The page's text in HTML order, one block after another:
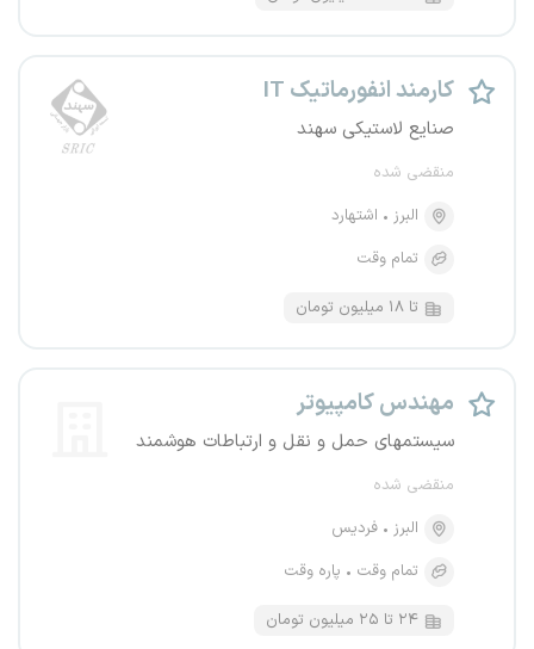
کارمند انفورماتیک IT
صنایع لاستیکی سهند
منقضی شده
البرز
اشتهارد
تمام وقت
تا ۱۸ میلیون تومان
مهندس کامپیوتر
سیستمهای حمل و نقل و ارتباطات هوشمند
منقضی شده
البرز
فردیس
تمام وقت
پاره وقت
۲۴ تا ۲۵ میلیون تومان